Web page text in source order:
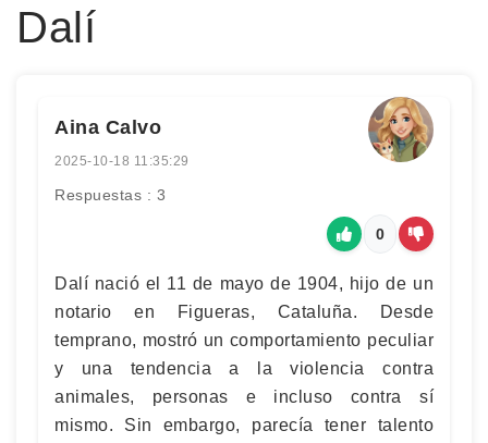
Dalí
Aina Calvo
2025-10-18 11:35:29
Respuestas : 3
0
Dalí nació el 11 de mayo de 1904, hijo de un
notario en Figueras, Cataluña. Desde
temprano, mostró un comportamiento peculiar
y una tendencia a la violencia contra
animales, personas e incluso contra sí
mismo. Sin embargo, parecía tener talento